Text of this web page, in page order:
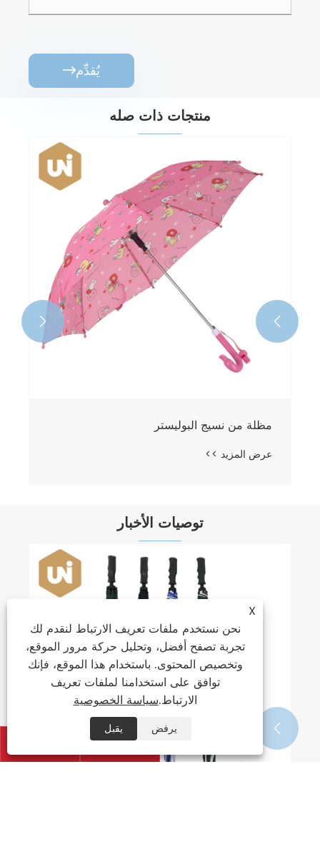
يُقدِّم
منتجات ذات صله
مظلة من نسيج البوليستر
عرض المزيد >>


توصيات الأخبار

X
نحن نستخدم ملفات تعريف الارتباط لنقدم لك
تجربة تصفح أفضل، وتحليل حركة مرور الموقع،
وتخصيص المحتوى. باستخدام هذا الموقع، فإنك
توافق على استخدامنا لملفات تعريف
الارتباط.سياسة الخصوصية
يرفض يقبل